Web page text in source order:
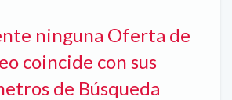
ninguna Oferta de
coincide con sus
de Búsqueda